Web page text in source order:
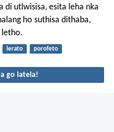
di utlwisisa, esita leha nka
ho suthisa dithaba,
letho.
lerato porofeto
go latela!